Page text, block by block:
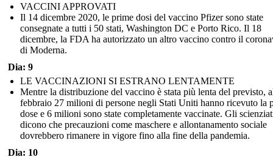
VACCINI APPROVATI
Il 14 dicembre 2020, le prime dosi del vaccino Pfizer sono state
consegnate a tutti i 50 stati, Washington DC e Porto Rico. Il 18
dicembre, la FDA ha autorizzato un altro vaccino contro il
di Moderna.
Dia: 9
LE VACCINAZIONI SI ESTRANO LENTAMENTE
Mentre la distribuzione del vaccino è stata più lenta del previsto,
febbraio 27 milioni di persone negli Stati Uniti hanno ricevuto la
dose e 6 milioni sono state completamente vaccinate. Gli
dicono che precauzioni come maschere e allontanamento sociale
dovrebbero rimanere in vigore fino alla fine della pandemia.
Dia: 10